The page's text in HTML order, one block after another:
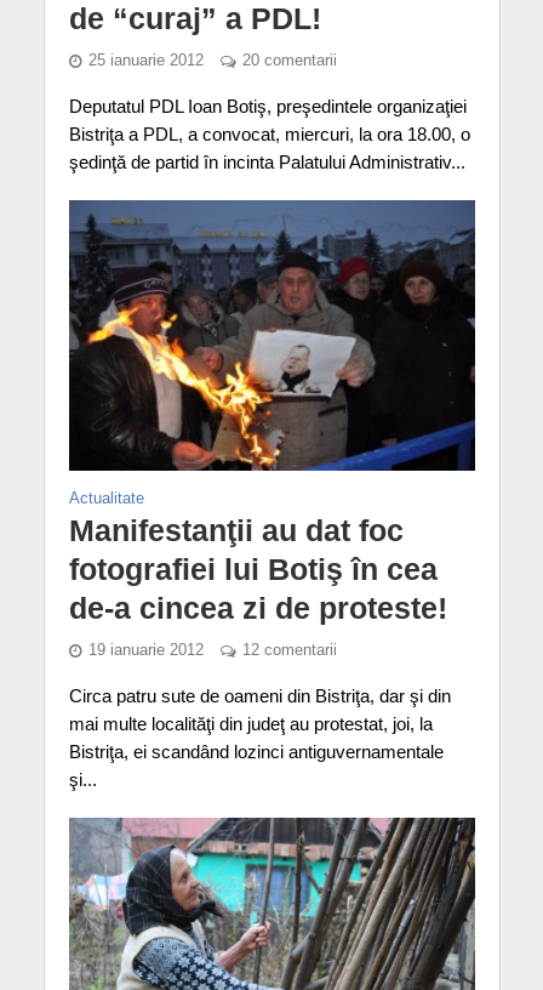
de “curaj” a PDL!
25 ianuarie 2012 20 comentarii
Deputatul PDL Ioan Botiş, preşedintele organizaţiei
Bistriţa a PDL, a convocat, miercuri, la ora 18.00, o
şedinţă de partid în incinta Palatului Administrativ...
Actualitate
Manifestanţii au dat foc
fotografiei lui Botiş în cea
de-a cincea zi de proteste!
19 ianuarie 2012 12 comentarii
Circa patru sute de oameni din Bistriţa, dar şi din
mai multe localităţi din judeţ au protestat, joi, la
Bistriţa, ei scandând lozinci antiguvernamentale
şi...